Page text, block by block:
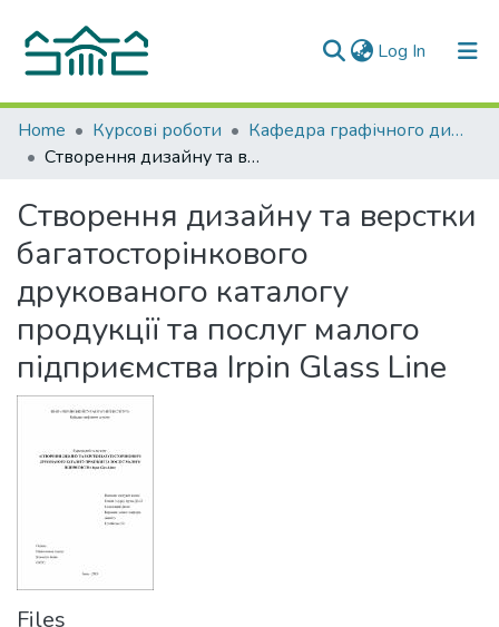
Log In (current)
Communities & Collections
All of DSpace
Statistics
Home Курсові роботи
Кафедра графічного дизайну
Створення дизайну та верстки багатосторінкового друкованого каталогу продукції та послуг малого підприємства Irpin Glass Line
Створення дизайну та верстки
багатосторінкового
друкованого каталогу
продукції та послуг малого
підприємства Irpin Glass Line
Files